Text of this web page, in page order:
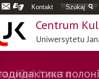
Kontakt Szukaj
Centrum
Uniwersytetu